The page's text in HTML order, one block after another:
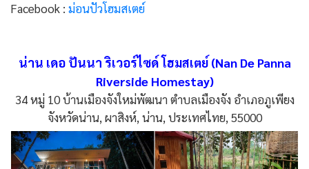
Facebook : ม่อนปัวโฮมสเตย์
น่าน เดอ ปันนา ริเวอร์ไซด์ โฮมสเตย์ (Nan De Panna
Riverside Homestay)
34 หมู่ 10 บ้านเมืองจังใหม่พัฒนา ตำบลเมืองจัง อำเภอภูเพียง
จังหวัดน่าน, ผาสิงห์, น่าน, ประเทศไทย, 55000